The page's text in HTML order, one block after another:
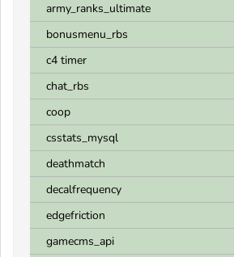
army_ranks_ultimate
bonusmenu_rbs
c4 timer
chat_rbs
coop
csstats_mysql
deathmatch
decalfrequency
edgefriction
gamecms_api